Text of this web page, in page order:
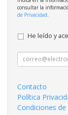
consultar la
de Privacidad
He leído y
Contacto
Política
Condiciones